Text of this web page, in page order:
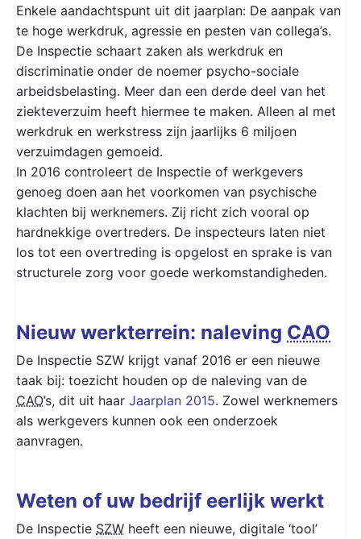
Enkele aandachtspunt uit dit jaarplan: De aanpak van
te hoge werkdruk, agressie en pesten van collega’s.
De Inspectie schaart zaken als werkdruk en
discriminatie onder de noemer psycho-sociale
arbeidsbelasting. Meer dan een derde deel van het
ziekteverzuim heeft hiermee te maken. Alleen al met
werkdruk en werkstress zijn jaarlijks 6 miljoen
verzuimdagen gemoeid.
In 2016 controleert de Inspectie of werkgevers
genoeg doen aan het voorkomen van psychische
klachten bij werknemers. Zij richt zich vooral op
hardnekkige overtreders. De inspecteurs laten niet
los tot een overtreding is opgelost en sprake is van
structurele zorg voor goede werkomstandigheden.
Nieuw werkterrein: naleving CAO
De Inspectie SZW krijgt vanaf 2016 er een nieuwe
taak bij: toezicht houden op de naleving van de
CAO’s, dit uit haar Jaarplan 2015. Zowel werknemers
als werkgevers kunnen ook een onderzoek
aanvragen.
Weten of uw bedrijf eerlijk werkt
De Inspectie SZW heeft een nieuwe, digitale ‘tool’